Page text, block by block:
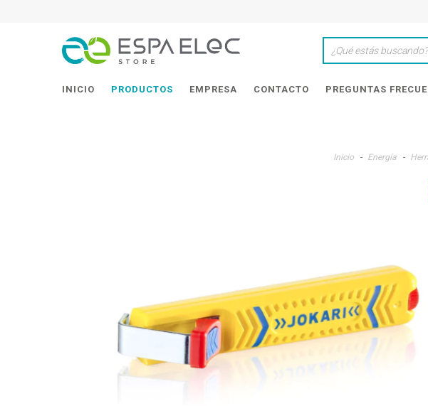
INICIO PRODUCTOS EMPRESA CONTACTO PREGUNTAS
Inicio - Energía -